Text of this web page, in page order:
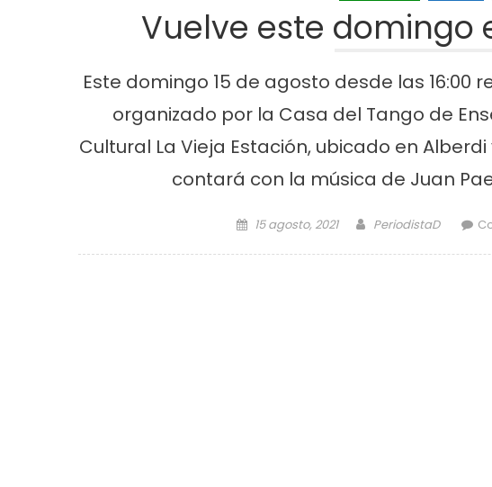
Vuelve este domingo
Este domingo 15 de agosto desde las 16:00
organizado por la Casa del Tango de
Cultural La Vieja Estación, ubicado en
contará con la música de Juan
Posted on
15 agosto, 2021 Author
PeriodistaD